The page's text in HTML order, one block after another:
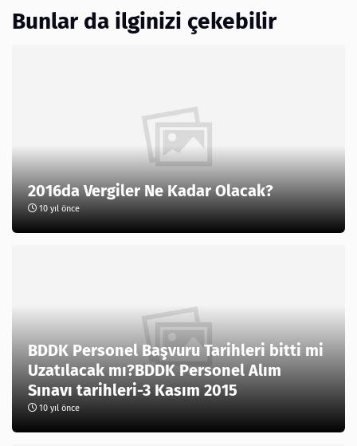
Bunlar da ilginizi çekebilir
2016da Vergiler Ne Kadar Olacak?
10 yıl önce
BDDK Personel Başvuru Tarihleri bitti mi
Uzatılacak mı?BDDK Personel Alım
Sınavı tarihleri-3 Kasım 2015
10 yıl önce